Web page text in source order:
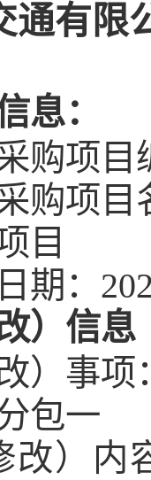
通有限
息：
购项目
购项目
目
期：
）信息
）事项
包一
改）内